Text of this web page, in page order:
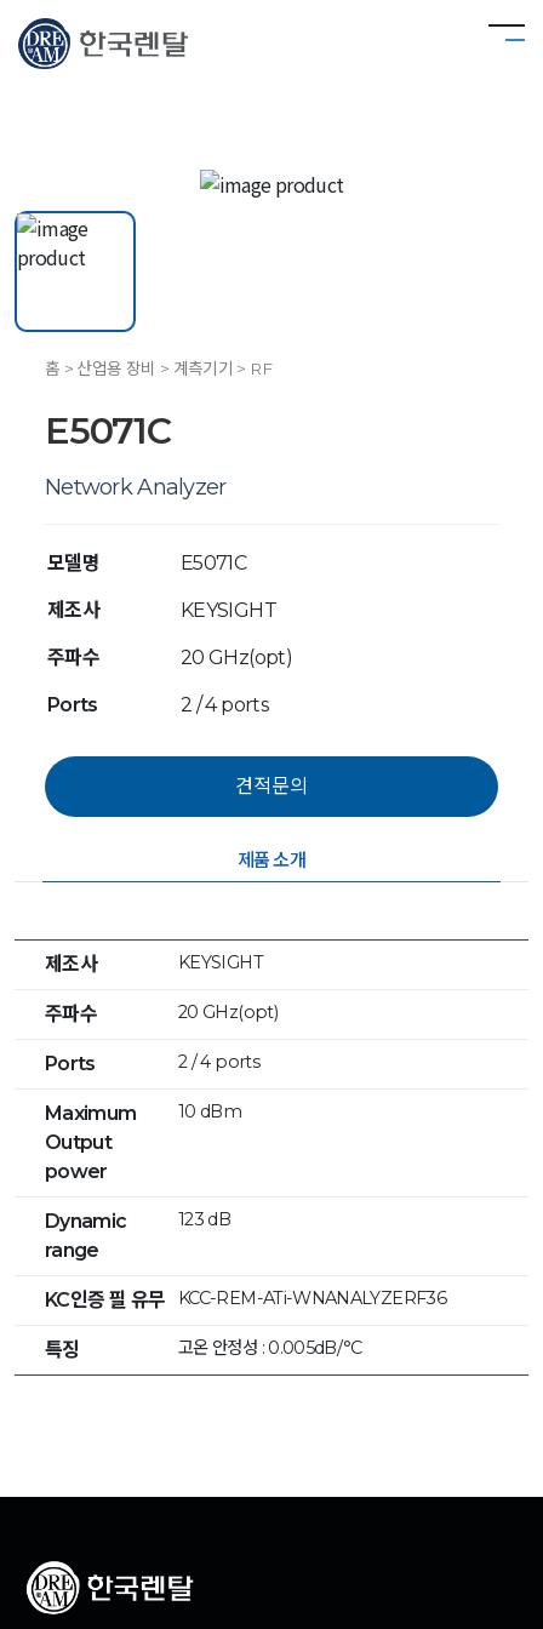
홈 > 산업용 장비 > 계측기기 > RF
E5071C
Network Analyzer
모델명 E5071C
제조사 KEYSIGHT
주파수 20 GHz(opt)
Ports 2 / 4 ports
제품 소개
제조사 KEYSIGHT
주파수 20 GHz(opt)
Ports 2 / 4 ports
Maximum
Output
power
10 dBm
Dynamic
range
123 dB
KC인증 필 유무 KCC-REM-ATi-WNANALYZERF36
특징 고온 안정성 : 0.005dB/°C